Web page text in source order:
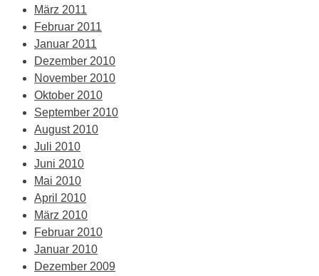
März 2011
Februar 2011
Januar 2011
Dezember 2010
November 2010
Oktober 2010
September 2010
August 2010
Juli 2010
Juni 2010
Mai 2010
April 2010
März 2010
Februar 2010
Januar 2010
Dezember 2009